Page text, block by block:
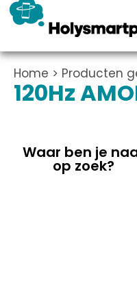
Home > Producten
120Hz
Waar ben je
op zoek?